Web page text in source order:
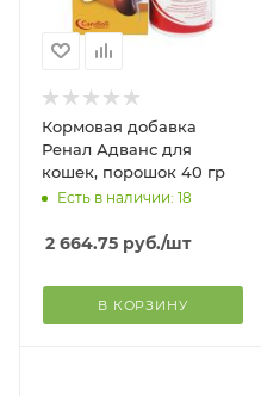
Кормовая добавка
Ренал Адванс для
кошек, порошок 40 гр
Есть в наличии: 18
2 664.75 руб./шт
В КОРЗИНУ